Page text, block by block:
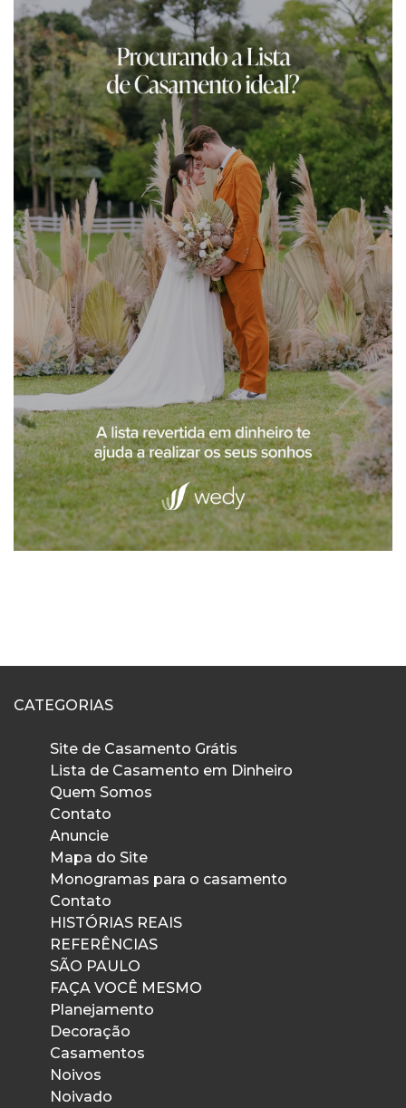
CATEGORIAS
Site de Casamento Grátis
Lista de Casamento em Dinheiro
Quem Somos
Contato
Anuncie
Mapa do Site
Monogramas para o casamento
Contato
HISTÓRIAS REAIS
REFERÊNCIAS
SÃO PAULO
FAÇA VOCÊ MESMO
Planejamento
Decoração
Casamentos
Noivos
Noivado